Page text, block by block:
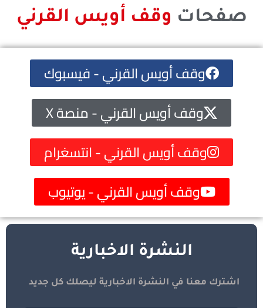
صفحات وقف أويس القرني
وقف أويس القرني - فيسبوك
وقف أويس القرني - منصة X
وقف أويس القرني - انتسغرام
وقف أويس القرني - يوتيوب
النشرة الاخبارية
اشترك معنا في النشرة الاخبارية ليصلك كل جديد